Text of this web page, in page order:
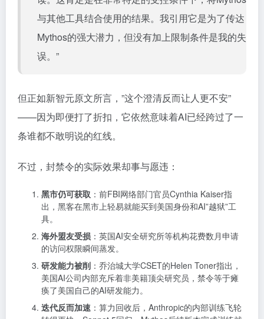
与其他工具结合使用的结果。我引用它是为了传达
Mythos的强大潜力，但没有加上限制条件是我的失
误。”
但正如新智元原文所言，”这个澄清反而让人更不安”
——因为即便打了折扣，它依然意味着AI已经跨过了一
条谁都不敢明说的红线。
不过，封禁令的实际效果却事与愿违：
黑市仍可获取 ：前FBI网络部门官员Cynthia Kaiser指
出，黑客在黑市上轻易就能买到美国身份和AI”越狱”工
具。
海外盟友受损 ：英国AI安全研究所等机构花费数月申请
的访问权限瞬间蒸发。
研发能力被削 ：乔治城大学CSET的Helen Toner指出，
美国AI公司内部充斥着非美籍顶尖研究员，禁令等于瘫
痪了美国自己的AI研发能力。
迭代反而加速 ：算力回收后，Anthropic的内部训练飞轮